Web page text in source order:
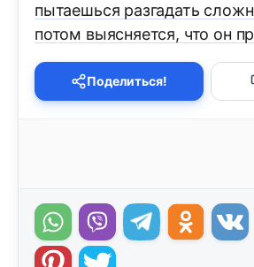
пытаешься разгадать
потом выясняется, что он
Поделиться!